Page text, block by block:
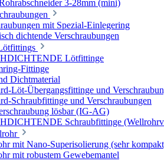
3-28mm (mini)
mit Spezial-Einlegering
dichtende Verschraubungen
Lötfittinge
Fittinge
Dichtmaterial
Löt-Übergangsfittinge und
Schraubfittinge und Verschraubungen
lösbar (IG-AG)
Schraubfittinge
mit Nano-Superisolierung (sehr
mit robustem Gewebemantel